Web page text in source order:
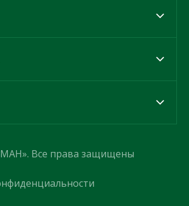
Все права защищены